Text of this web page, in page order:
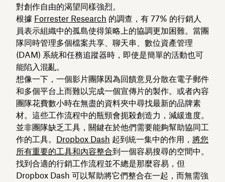
對創作自由的渴望同樣強烈。
根據 Forrester Research 的調查，有 77% 的行銷人
員表示組織中的孤島使得策略上的協調更加困難。當團
隊同時管理多個檔案共享、聊天串、數位資產管理
(DAM) 系統和任務追蹤器時，即使是簡單的活動也可
能陷入混亂。
想像一下，一個影片團隊因為回饋意見分散在電子郵件
和多個平台上而難以完成一個宣傳片的製作。或者內容​​
團隊花費數小時在無盡的資料夾中尋找最新的品牌素
材。這些工作流程中的瓶頸會扼殺創造力，減緩進度。
並非團隊缺乏工具，關鍵在於他們需要能夠幫助協同工
作的工具。 Dropbox Dash 起到統一集中的作用， 將您
所有重要的工具和內容整合到一個容易搜尋的空間中。
找到合適的行銷工作流程並不總是那麼容易，但
Dropbox Dash 可以幫助將它們整合在一起，而無需強